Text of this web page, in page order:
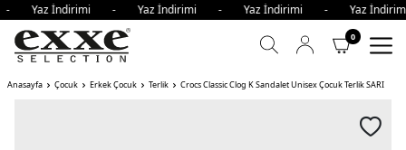
Yaz İndirimi - Yaz İndirimi - Yaz İndirimi - Yaz
0
Anasayfa Çocuk Erkek Çocuk Terlik Crocs Classic Clog K Sandalet Unisex Çocuk Terlik SARI